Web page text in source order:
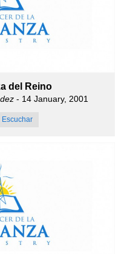
del Reino
- 14 January, 2001
Escuchar